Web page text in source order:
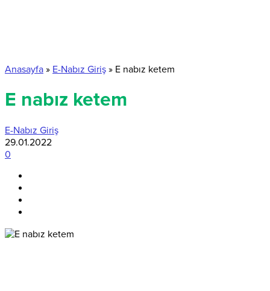
Anasayfa » E-Nabız Giriş » E nabız ketem
E nabız ketem
E-Nabız Giriş
29.01.2022
0